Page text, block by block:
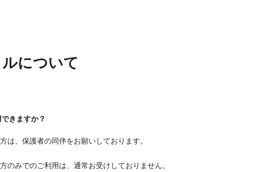
について
きますか？
は、保護者の同伴をお願いしております。
のみでのご利用は、通常お受けしておりません。